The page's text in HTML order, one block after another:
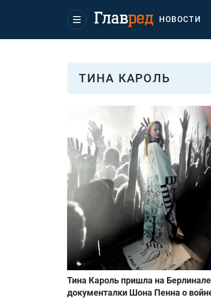
НОВОСТИ
ТИНА КАРОЛЬ
Тина Кароль пришла на
документалки Шона Пенна о